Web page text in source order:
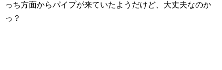
っち方面からパイプが来ていたようだけど、大丈夫なのか
っ？